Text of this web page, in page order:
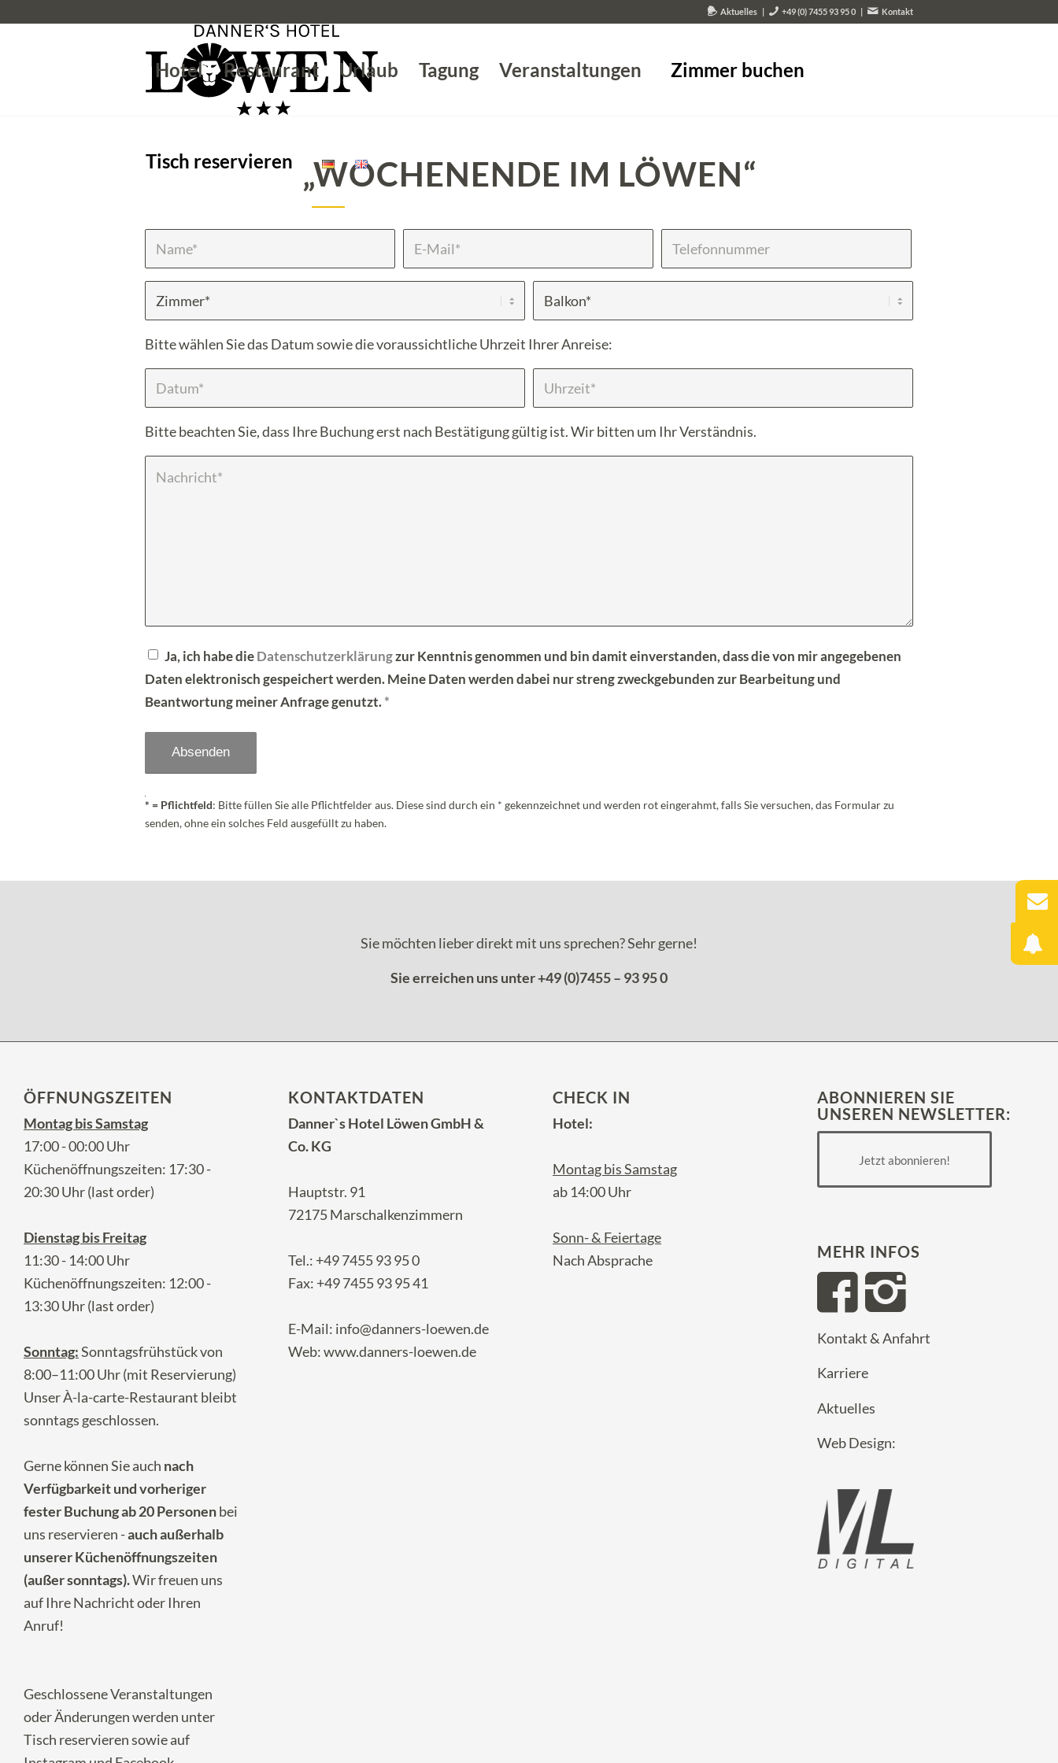
Aktuelles | +49 (0) 7455 93 95 0 | Kontakt
Hotel Restaurant Urlaub Tagung Veranstaltungen Zimmer buchen
Tisch reservieren „WOCHENENDE IM LÖWEN“
Bitte wählen Sie das Datum sowie die voraussichtliche Uhrzeit Ihrer Anreise:
Bitte beachten Sie, dass Ihre Buchung erst nach Bestätigung gültig ist. Wir bitten um Ihr Verständnis.
Ja, ich habe die Datenschutzerklärungzur Kenntnis genommen und bin damit einverstanden, dass die von mir angegebenen
Daten elektronisch gespeichert werden. Meine Daten werden dabei nur streng zweckgebunden zur Bearbeitung und
Beantwortung meiner Anfrage genutzt. *
* = Pflichtfeld: Bitte füllen Sie alle Pflichtfelder aus. Diese sind durch ein * gekennzeichnet und werden rot eingerahmt, falls Sie versuchen, das Formular zu
senden, ohne ein solches Feld ausgefüllt zu haben.
Sie möchten lieber direkt mit uns sprechen? Sehr gerne!
Sie erreichen uns unter +49 (0)7455 – 93 95 0
ÖFFNUNGSZEITEN
Montag bis Samstag
17:00 - 00:00 Uhr
Küchenöffnungszeiten: 17:30 -
20:30 Uhr (last order)
Dienstag bis Freitag
11:30 - 14:00 Uhr
Küchenöffnungszeiten: 12:00 -
13:30 Uhr (last order)
Sonntag:Sonntagsfrühstück von
8:00–11:00 Uhr (mit Reservierung)
Unser À-la-carte-Restaurant bleibt
sonntags geschlossen.
Gerne können Sie auch nach
Verfügbarkeit und vorheriger
fester Buchung ab 20 Personenbei
uns reservieren -auch außerhalb
unserer Küchenöffnungszeiten
(außer sonntags).Wir freuen uns
auf IhreNachrichtoder Ihren
Anruf!
Geschlossene Veranstaltungen
oder Änderungen werden unter
Tisch reservierensowie auf
KONTAKTDATEN
Danner`s Hotel Löwen GmbH &
Co. KG
Hauptstr. 91
72175 Marschalkenzimmern
Tel.: +49 7455 93 95 0
Fax: +49 7455 93 95 41
E-Mail: info@danners-loewen.de
Web:www.danners-loewen.de
CHECK IN
Hotel:
Montag bis Samstag
ab 14:00 Uhr
Sonn- & Feiertage
Nach Absprache
ABONNIEREN SIE
UNSEREN NEWSLETTER:
Jetzt abonnieren!
MEHR INFOS
Kontakt & Anfahrt
Karriere
Aktuelles
Web Design: